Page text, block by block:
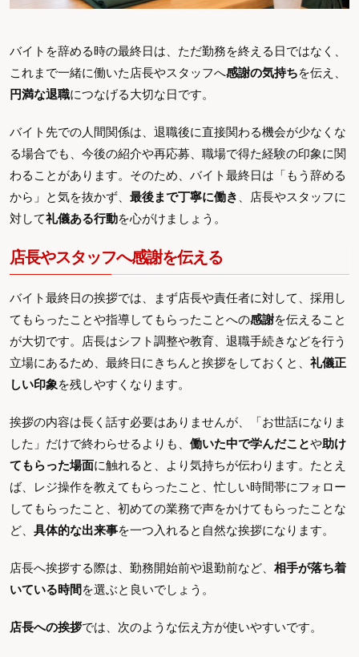
バイトを辞める時の最終日は、ただ勤務を終える日ではなく、
これまで一緒に働いた店長やスタッフへ感謝の気持ちを伝え、
円満な退職につなげる大切な日です。
バイト先での人間関係は、退職後に直接関わる機会が少なくな
る場合でも、今後の紹介や再応募、職場で得た経験の印象に関
わることがあります。そのため、バイト最終日は「もう辞める
から」と気を抜かず、 最後まで丁寧に働き
、店長やスタッフに
対して礼儀ある行動を心がけましょう。
店長やスタッフへ感謝を伝える
バイト最終日の挨拶では、まず店長や責任者に対して、採用し
てもらったことや指導してもらったことへの感謝を伝えること
が大切です。店長はシフト調整や教育、退職手続きなどを行う
立場にあるため、最終日にきちんと挨拶をしておくと、 礼儀正
しい印象を残しやすくなります。
挨拶の内容は長く話す必要はありませんが、「お世話になりま
した」だけで終わらせるよりも、 働いた中で学んだことや助け
てもらった場面に触れると、より気持ちが伝わります。たとえ
ば、レジ操作を教えてもらったこと、忙しい時間帯にフォロー
してもらったこと、初めての業務で声をかけてもらったことな
ど、 具体的な出来事を一つ入れると自然な挨拶になります。
店長へ挨拶する際は、勤務開始前や退勤前など、 相手が落ち着
いている時間を選ぶと良いでしょう。
店長への挨拶では、次のような伝え方が使いやすいです。